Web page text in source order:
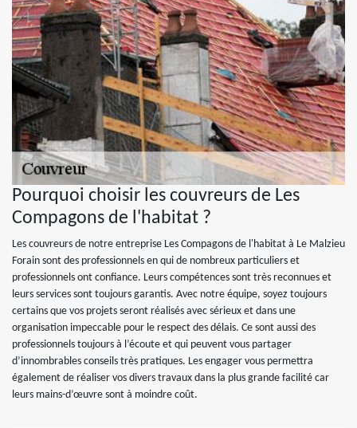
Pourquoi choisir les couvreurs de Les
Compagons de l'habitat ?
Les couvreurs de notre entreprise Les Compagons de l'habitat à Le Malzieu
Forain sont des professionnels en qui de nombreux particuliers et
professionnels ont confiance. Leurs compétences sont très reconnues et
leurs services sont toujours garantis. Avec notre équipe, soyez toujours
certains que vos projets seront réalisés avec sérieux et dans une
organisation impeccable pour le respect des délais. Ce sont aussi des
professionnels toujours à l’écoute et qui peuvent vous partager
d’innombrables conseils très pratiques. Les engager vous permettra
également de réaliser vos divers travaux dans la plus grande facilité car
leurs mains-d’œuvre sont à moindre coût.